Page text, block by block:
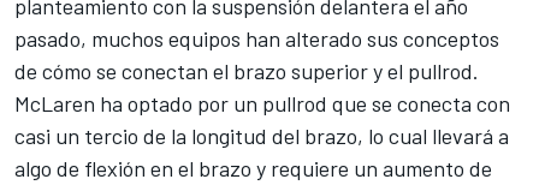
planteamiento con la suspensión delantera el año
pasado, muchos equipos han alterado sus conceptos
de cómo se conectan el brazo superior y el pullrod.
McLaren ha optado por un pullrod que se conecta con
casi un tercio de la longitud del brazo, lo cual llevará a
algo de flexión en el brazo y requiere un aumento de